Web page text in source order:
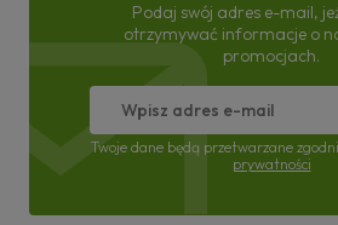
Podaj swój adres e-mail,
otrzymywać informacje o
promocjach.
Twoje dane będą przetwarzane
prywatności